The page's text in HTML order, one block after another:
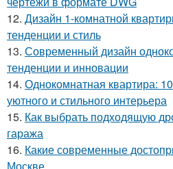
12. Дизайн 1-комнатной
тенденции и стиль
13. Современный дизайн
тенденции и инновации
14. Однокомнатная квартира:
уютного и стильного интерьера
15. Как выбрать подходящую
гаража
16. Какие современные
Москве